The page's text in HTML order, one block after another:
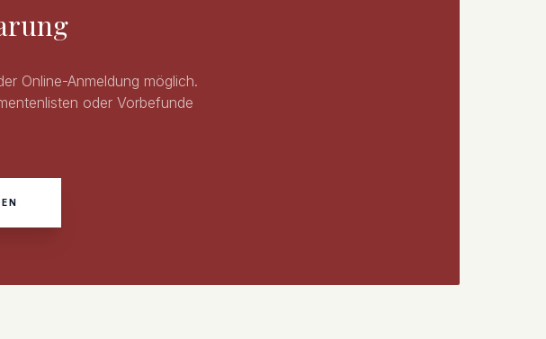
Online-Anmeldung möglich.
oder Vorbefunde